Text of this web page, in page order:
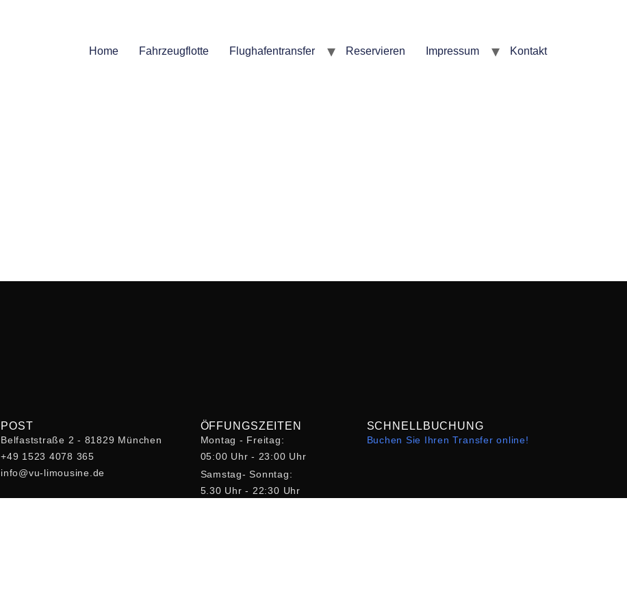
Home Fahrzeugflotte Flughafentransfer Reservieren Impressum Kontakt
POST
Belfaststraße 2 - 81829 München
+49 1523 4078 365
info@vu-limousine.de
ÖFFUNGSZEITEN
Montag - Freitag:
05:00 Uhr - 23:00 Uhr
Samstag- Sonntag:
5.30 Uhr - 22:30 Uhr
SCHNELLBUCHUNG
Buchen Sie Ihren Transfer online!